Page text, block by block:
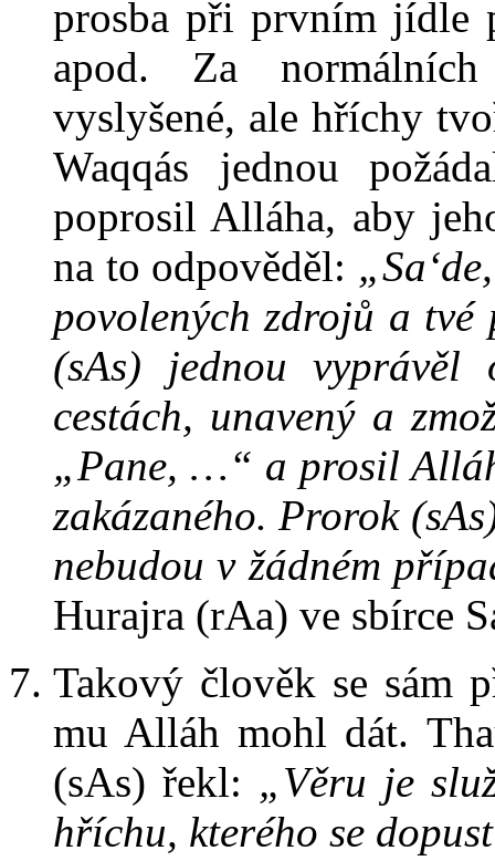
prosba při prvním jídle
apod. Za
vyslyšené, ale hříchy
Waqqás jednou
poprosil Alláha, aby
na to odpověděl:
povolených zdrojů a tvé
(sAs) jednou
cestách, unavený a
„Pane, …“ a prosil
zakázaného. Prorok
nebudou v žádném
Hurajra (rAa) ve sbírce
Takový člověk se sám
mu Alláh mohl dát.
(sAs) řekl: „Věru je
hříchu, kterého se